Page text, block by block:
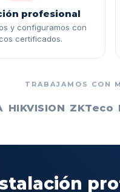
profesional
y configuramos con
certificados.
TRABAJAMOS CON
HIKVISION ZKTeco